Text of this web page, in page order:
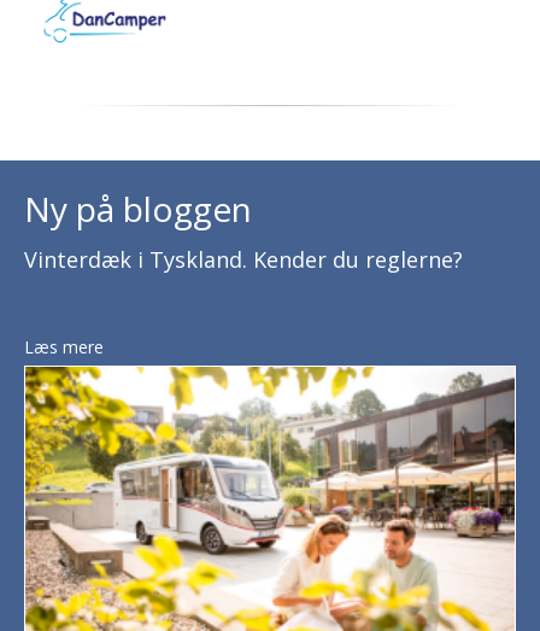
Ny på bloggen
Vinterdæk i Tyskland. Kender du reglerne?
Læs mere